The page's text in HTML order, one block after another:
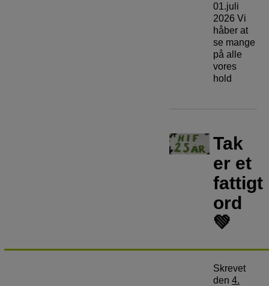
01.juli
2026 Vi
håber at
se mange
på alle
vores
hold
Tak
er et
fattigt
ord
💚
Skrevet
den 4.